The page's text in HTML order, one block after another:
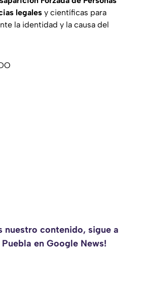
legales y científicas para
la identidad y la causa del
nuestro contenido, sigue a
en Google News!